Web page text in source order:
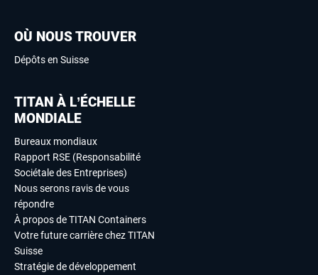
OÙ NOUS TROUVER
Dépôts en Suisse
TITAN À L’ÉCHELLE
MONDIALE
Bureaux mondiaux
Rapport RSE (Responsabilité
Sociétale des Entreprises)
Nous serons ravis de vous
répondre
À propos de TITAN Containers
Votre future carrière chez TITAN
Suisse
Stratégie de développement